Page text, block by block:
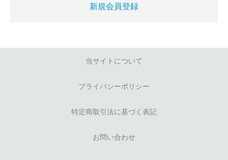
新規会員登録
当サイトについて
プライバシーポリシー
特定商取引法に基づく表記
お問い合わせ